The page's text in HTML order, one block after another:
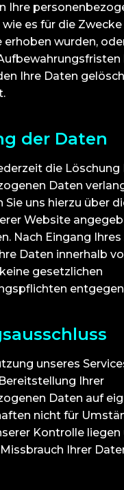
Ihre
wie es für die
erhoben wurden,
Ihre Daten
der Daten
die Löschung
Daten
Sie uns hierzu über
Website
Nach Eingang Ihres
Daten innerhalb
gesetzlichen
unseres
Ihrer
Daten auf
nicht für
Kontrolle liegen
Ihrer